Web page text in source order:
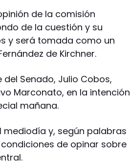
de la comisión
de la cuestión y su
y será tomada como un
de Kirchner.
Senado, Julio Cobos,
Marconato, en la intención
mañana.
mediodía y, según palabras
de opinar sobre